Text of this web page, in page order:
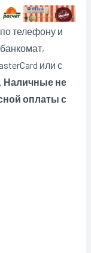
телефону и
или с
Наличные не
оплаты с